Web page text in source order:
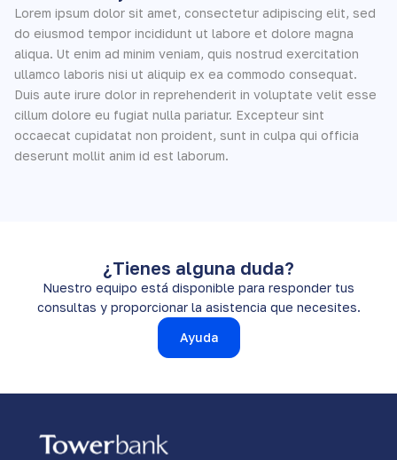
Lorem ipsum dolor sit amet, consectetur adipiscing elit, sed
do eiusmod tempor incididunt ut labore et dolore magna
aliqua. Ut enim ad minim veniam, quis nostrud exercitation
ullamco laboris nisi ut aliquip ex ea commodo consequat.
Duis aute irure dolor in reprehenderit in voluptate velit esse
cillum dolore eu fugiat nulla pariatur. Excepteur sint
occaecat cupidatat non proident, sunt in culpa qui officia
deserunt mollit anim id est laborum.
¿Tienes alguna duda?
Nuestro equipo está disponible para responder tus
consultas y proporcionar la asistencia que necesites.
Ayuda